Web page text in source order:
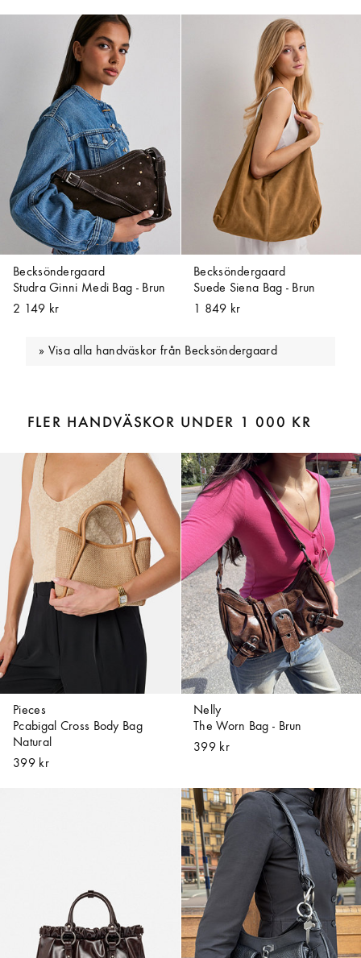
Becksöndergaard
Studra Ginni Medi Bag - Brun
2 149 kr
Becksöndergaard
Suede Siena Bag - Brun
1 849 kr
Visa alla handväskor från Becksöndergaard
FLER HANDVÄSKOR UNDER 1 000 KR
Pieces
Pcabigal Cross Body Bag
Natural
399 kr
Nelly
The Worn Bag - Brun
399 kr